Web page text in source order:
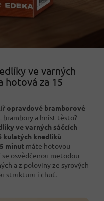
ve varných
hotová za 15
opravdové bramborové
brambory a hníst těsto?
ve varných sáčcích
kulatých knedlíků
minut máte hotovou
osvědčenou metodou
a z poloviny ze syrových
strukturu i chuť.